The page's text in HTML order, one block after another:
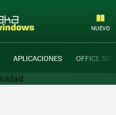
NUEVO
APLICACIONES OFFICE 365